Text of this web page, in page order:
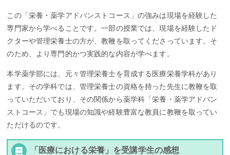
この「栄養・薬学アドバンストコース」の強みは現場を経験した
専門家から学べることです。一部の授業では、現場を経験したド
クターや管理栄養士の方が、教鞭を取ってくださっています。そ
のため、より専門的かつ実践的な内容が学べます。
本学薬学部には、元々管理栄養士を育成する医療栄養学科があり
ます。その学科では、管理栄養士の資格を持った先生に教鞭を取
っていただいており、その関係から薬学科「栄養・薬学アドバン
ストコース」でも現場の知識や経験豊富な教員に教鞭を取ってい
ただけるのです。
「医療における栄養」を受講学生の感想